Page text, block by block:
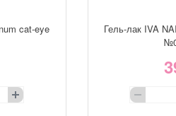
cat-eye
Гель-лак IVA